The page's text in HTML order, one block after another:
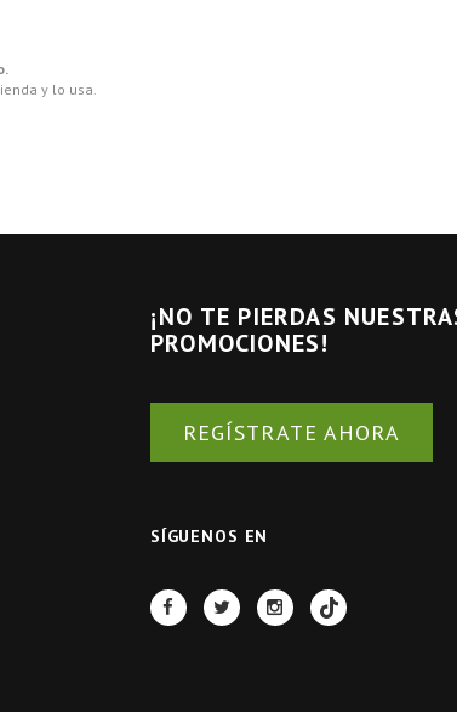
y lo usa.
¡NO TE PIERDAS
PROMOCIONES!
REGÍSTRATE AHORA
SÍGUENOS EN